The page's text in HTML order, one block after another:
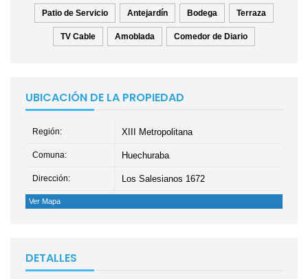
Patio de Servicio Antejardín Bodega Terraza
TV Cable Amoblada Comedor de Diario
UBICACIÓN DE LA PROPIEDAD
Región: XIII Metropolitana
Comuna: Huechuraba
Dirección: Los Salesianos 1672
Ver Mapa
DETALLES